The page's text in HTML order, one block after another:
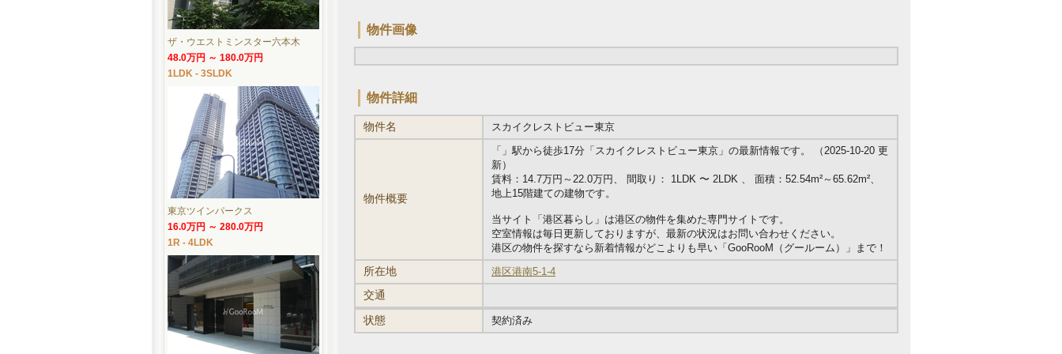
物件画像
物件詳細
物件名 スカイクレストビュー東京
物件概要
「 」駅から徒歩17分「スカイクレストビュー東京」の最新情報です。 （2025-10-20 更
新）
賃料：14.7万円～22.0万円、 間取り： 1LDK 〜 2LDK 、 面積：52.54m²～65.62m²、
地上15階建ての建物です。
当サイト「港区暮らし」は港区の物件を集めた専門サイトです。
空室情報は毎日更新しておりますが、最新の状況はお問い合わせください。
港区の物件を探すなら新着情報がどこよりも早い「GooRooM（グールーム）」まで！
所在地 港区港南5-1-4
交通
状態
契約済み
ザ・ウエストミンスター六本木
48.0万円 ～ 180.0万円
1LDK - 3SLDK
東京ツインパークス
16.0万円 ～ 280.0万円
1R - 4LDK